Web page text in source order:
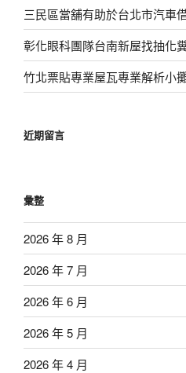
三民區當舖有助於台北市汽車
彰化眼科團隊台南新屋找抽化
竹北票貼專業屋瓦專業解析小
近期留言
彙整
2026 年 8 月
2026 年 7 月
2026 年 6 月
2026 年 5 月
2026 年 4 月